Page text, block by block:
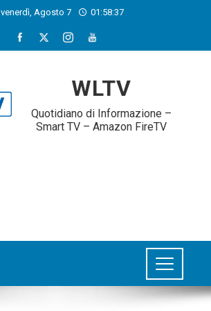
venerdì, Agosto 7 01:58:38
WLTV
Quotidiano di Informazione –
Smart TV – Amazon FireTV